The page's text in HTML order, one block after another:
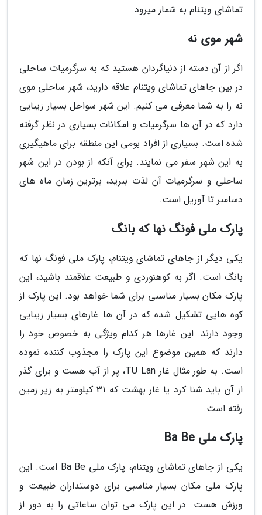
تماشای ویتنام به شمار میرود.
شهر موی نه
اگر از آن دسته از دنیاگردان هستید که به سرگرمیات ساحلی
در بین جاهای تماشای ویتنام علاقه دارید، شهر ساحلی موی
نه را به شما معرفی می کنیم. این شهر سواحل بسیار زیبایی
دارد که در آن ها سرگرمیات و امکانات بسیاری در نظر گرفته
شده است. بسیاری از افراد بومی این منطقه برای ماهیگیری
به این شهر سفر می نمایند. برای آنکه از بودن در این شهر
ساحلی و سرگرمیات آن لذت ببرید، برترین زمان ماه های
دسامبر تا آوریل است.
پارک ملی فونگ نها که بانگ
یکی دیگر از جاهای تماشای ویتنام، پارک ملی فونگ نها که
بانگ است. اگر به کوهنوردی و طبیعت علاقمند باشید، این
پارک مکان بسیار مناسبی برای شما خواهد بود. این پارک از
کوه هایی تشکیل شده که در آن ها غارهای بسیار زیبایی
وجود دارند. این غارها هر کدام ویژگی به خصوص خود را
دارند که همین موضوع این پارک را مجذوب کننده نموده
است. به طور مثال غار TU Lan، پر از آب هست و برای گذر
از آن باید شنا کرد یا غار بهشت که 31 کیلومتر به زیر زمین
رفته است.
پارک ملی Ba Be
یکی از جاهای تماشای ویتنام، پارک ملی Ba Be است. این
پارک ملی مکان بسیار مناسبی برای دوستداران طبیعت و
ورزش هست. در این پارک می توان ساعاتی را به دور از